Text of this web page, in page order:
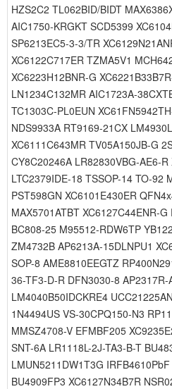
HZS2C2 TL062BID/BIDT
AIC1750-KRGKT SCD5399
SP6213EC5-3-3/TR
XC6122C717ER TZMA5V1
XC6223H12BNR-G
LN1234C132MR AIC1723A-
TC1303C-PL0EUN
NDS9933A RT9169-21CX
XC6111C643MR TV05A150JB-G
CY8C20246A LR82830VBG-AE6-
LTC2379IDE-18 TSSOP-14 TO-92
PST598GN XC6101E430ER
MAX5701ATBT XC6127C44ENR-
BC808-25 M95512-RDW6TP
ZM4732B AP6213A-15DLNPU1
SOP-8 AME8810EEGTZ
36-TF3-D-R DFN3030-8 AP2317R-
LM4040B50IDCKRE4
1N4494US VS-30CPQ150-N3
MMSZ4708-V EFMBF205
SNT-6A LR1118L-2J-TA3-B-T
LMUN5211DW1T3G
BU4909FP3 XC6127N34B7R